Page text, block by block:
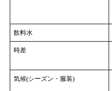
飲料水
時差
気候(シーズン・服装)